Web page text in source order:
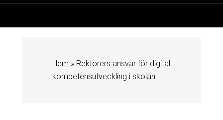
Hem » Rektorers ansvar för digital
kompetensutveckling i skolan